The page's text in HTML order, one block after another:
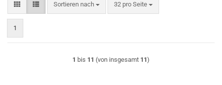
Sortieren nach
Sortieren nach 32 pro Seite
pro Seite
1
1 bis 11 (von insgesamt 11)